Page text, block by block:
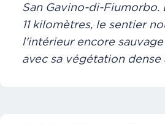
San Gavino-di-Fiumorbo.
11 kilomètres, le sentier
l'intérieur encore
avec sa végétation dense